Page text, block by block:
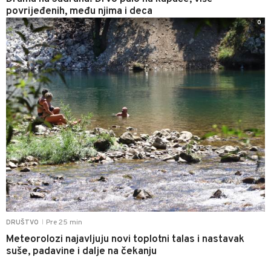
povrijeđenih, među njima i deca
DRUŠTVO Pre 25 min
Meteorolozi najavljuju novi toplotni talas i nastavak
suše, padavine i dalje na čekanju
0